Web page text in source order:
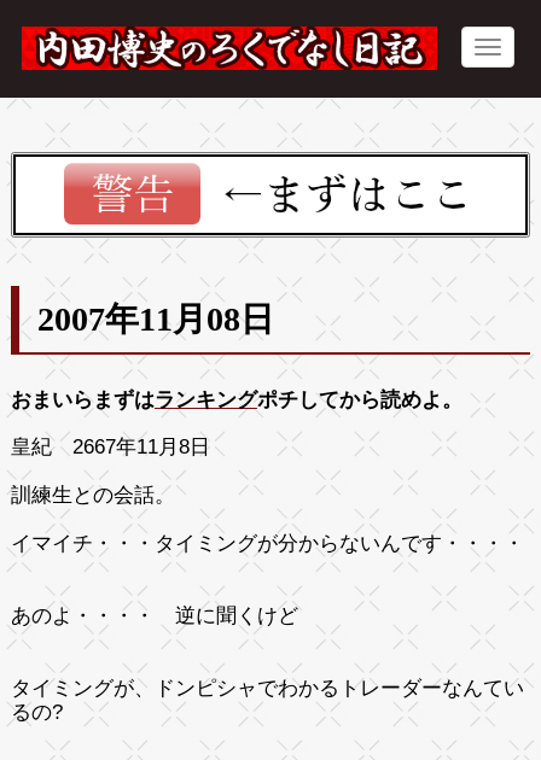
2007年11月08日
おまいらまずはランキングポチしてから読めよ。
皇紀 2667年11月8日
訓練生との会話。
イマイチ・・・タイミングが分からないんです・・・・
あのよ・・・・ 逆に聞くけど
タイミングが、ドンピシャでわかるトレーダーなんてい
るの?